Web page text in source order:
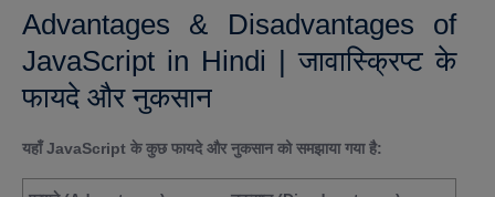
Advantages & Disadvantages of
JavaScript in Hindi | जावास्क्रिप्ट के
फायदे और नुकसान
यहाँ JavaScript के कुछ फायदे और नुकसान को समझाया गया है: